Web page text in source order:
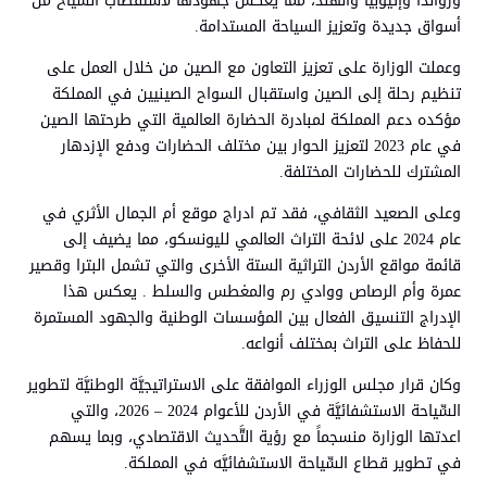
أسواق جديدة وتعزيز السياحة المستدامة.
وعملت الوزارة على تعزيز التعاون مع الصين من خلال العمل على
تنظيم رحلة إلى الصين واستقبال السواح الصينيين في المملكة
مؤكده دعم المملكة لمبادرة الحضارة العالمية التي طرحتها الصين
في عام 2023 لتعزيز الحوار بين مختلف الحضارات ودفع الإزدهار
المشترك للحضارات المختلفة.
وعلى الصعيد الثقافي، فقد تم ادراج موقع أم الجمال الأثري في
عام 2024 على لائحة التراث العالمي لليونسكو، مما يضيف إلى
قائمة مواقع الأردن التراثية الستة الأخرى والتي تشمل البترا وقصير
عمرة وأم الرصاص ووادي رم والمغطس والسلط . يعكس هذا
الإدراج التنسيق الفعال بين المؤسسات الوطنية والجهود المستمرة
للحفاظ على التراث بمختلف أنواعه.
وكان قرار مجلس الوزراء الموافقة على الاستراتيجيَّة الوطنيَّة لتطوير
السِّياحة الاستشفائيَّة في الأردن للأعوام 2024 – 2026، والتي
اعدتها الوزارة منسجماً مع رؤية التَّحديث الاقتصادي، وبما يسهم
في تطوير قطاع السِّياحة الاستشفائيَّه في المملكة.